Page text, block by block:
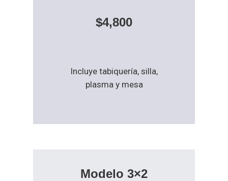
$4,800
Incluye tabiquería, silla,
plasma y mesa
Modelo 3×2